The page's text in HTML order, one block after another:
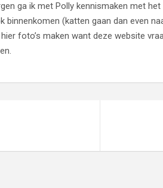
ga ik met Polly kennismaken met
binnenkomen (katten gaan dan even
foto’s maken want deze website